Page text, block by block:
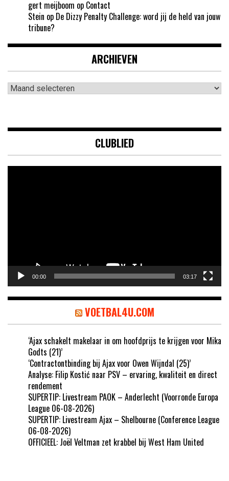
gert meijboom op Contact
Stein op De Dizzy Penalty Challenge: word jij de held van jouw
tribune?
ARCHIEVEN
Archieven
CLUBLIED
00:00 03:17
VOETBAL4U.COM
‘Ajax schakelt makelaar in om hoofdprijs te krijgen voor Mika
Godts (21)’
‘Contractontbinding bij Ajax voor Owen Wijndal (25)’
Analyse: Filip Kostić naar PSV – ervaring, kwaliteit en direct
rendement
SUPERTIP: Livestream PAOK – Anderlecht (Voorronde Europa
League 06-08-2026)
SUPERTIP: Livestream Ajax – Shelbourne (Conference League
06-08-2026)
OFFICIEEL: Joël Veltman zet krabbel bij West Ham United